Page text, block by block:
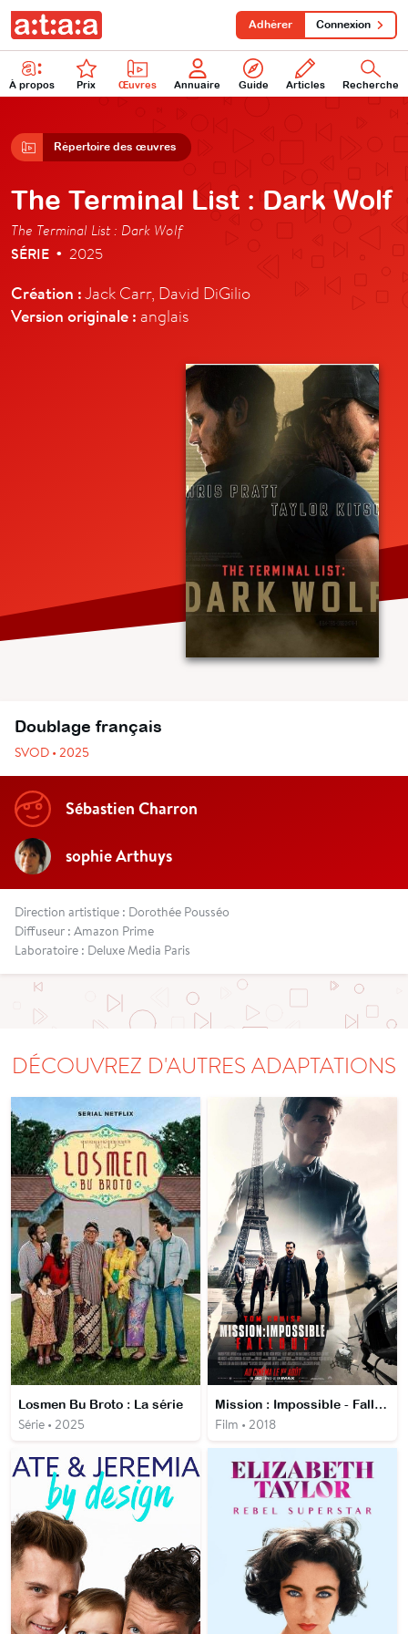
À propos Prix Œuvres Annuaire Guide Articles Recherche
Adhérer Connexion
Répertoire des œuvres
The Terminal List : Dark Wolf
The Terminal List : Dark Wolf
SÉRIE • 2025
Création :Jack Carr, David DiGilio
Version originale : anglais
Doublage français
SVOD • 2025
Sébastien Charron
sophie Arthuys
Direction artistique : Dorothée Pousséo
Diffuseur : Amazon Prime
Laboratoire : Deluxe Media Paris
DÉCOUVREZ D'AUTRES ADAPTATIONS
Losmen Bu Broto : La série
Série • 2025
Mission : Impossible - Fallout
Film • 2018